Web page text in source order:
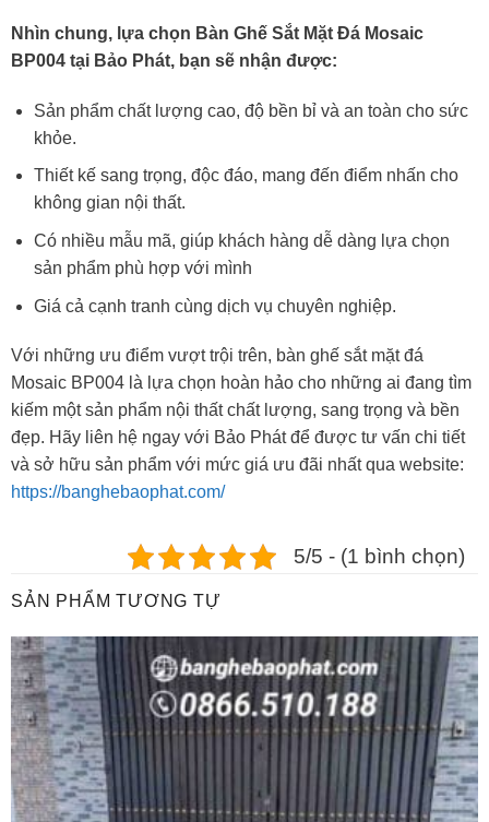
Nhìn chung, lựa chọn Bàn Ghế Sắt Mặt Đá Mosaic
BP004 tại Bảo Phát, bạn sẽ nhận được:
Sản phẩm chất lượng cao, độ bền bỉ và an toàn cho sức
khỏe.
Thiết kế sang trọng, độc đáo, mang đến điểm nhấn cho
không gian nội thất.
Có nhiều mẫu mã, giúp khách hàng dễ dàng lựa chọn
sản phẩm phù hợp với mình
Giá cả cạnh tranh cùng dịch vụ chuyên nghiệp.
Với những ưu điểm vượt trội trên, bàn ghế sắt mặt đá
Mosaic BP004 là lựa chọn hoàn hảo cho những ai đang tìm
kiếm một sản phẩm nội thất chất lượng, sang trọng và bền
đẹp. Hãy liên hệ ngay với Bảo Phát để được tư vấn chi tiết
và sở hữu sản phẩm với mức giá ưu đãi nhất qua website:
https://banghebaophat.com/
5/5 - (1 bình chọn)
SẢN PHẨM TƯƠNG TỰ